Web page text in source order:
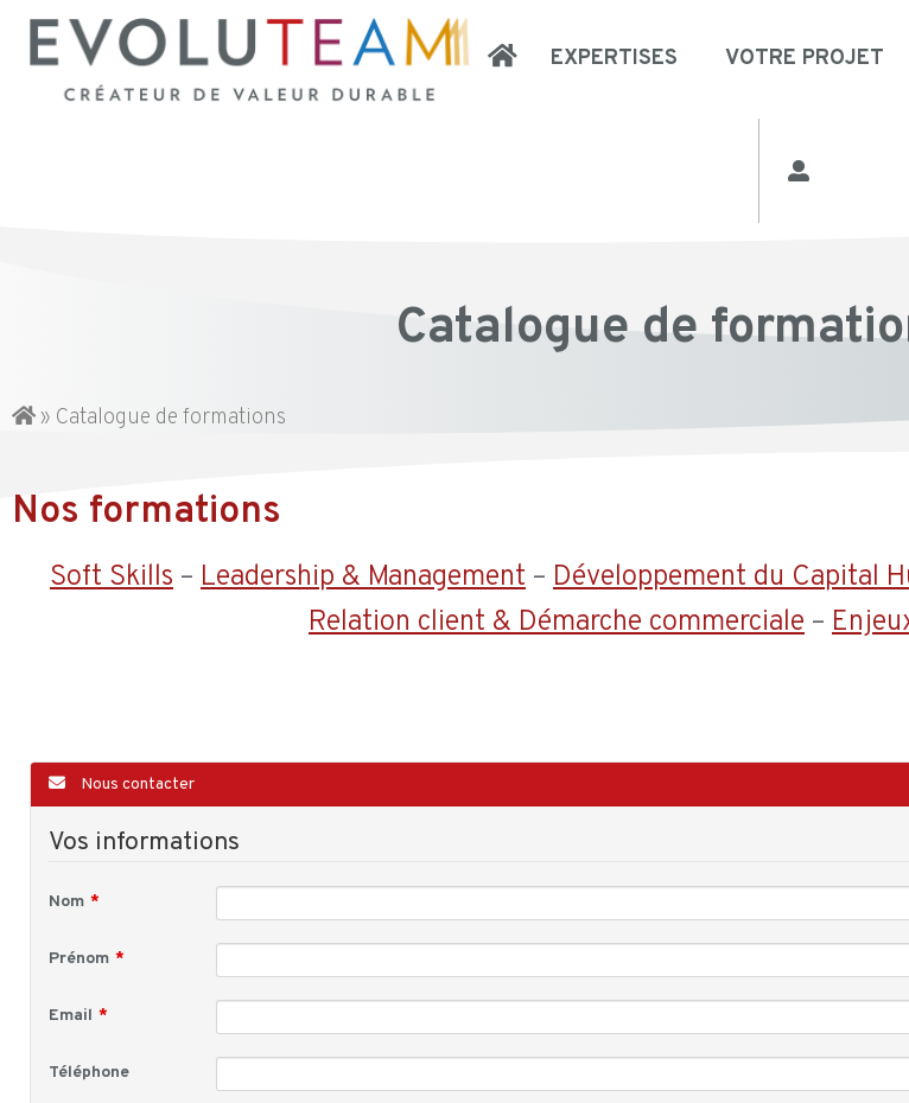
EXPERTISES VOTRE PROJET
Catalogue de
» Catalogue de formations
Nos formations
Soft Skills – Leadership & Management – Développement du Capital
Relation client & Démarche commerciale –
Nous contacter
Vos informations
Nom
Prénom
Email
Téléphone